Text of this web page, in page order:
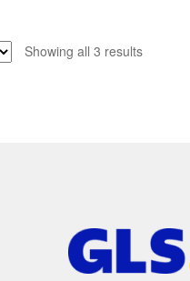
Showing all 3 resultsSorted